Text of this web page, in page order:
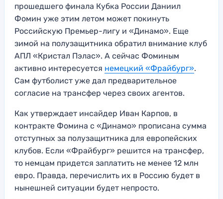
прошедшего финала Кубка России Даниил
Фомин уже этим летом может покинуть
Российскую Премьер-лигу и «Динамо». Еще
зимой на полузащитника обратил внимание клуб
АПЛ «Кристал Пэлас». А сейчас Фоминым
активно интересуется немецкий «Фрайбург».
Сам футболист уже дал предварительное
согласие на трансфер через своих агентов.
Как утверждает инсайдер Иван Карпов, в
контракте Фомина с «Динамо» прописана сумма
отступных за полузащитника для европейских
клубов. Если «Фрайбург» решится на трансфер,
то немцам придется заплатить не менее 12 млн
евро. Правда, перечислить их в Россию будет в
нынешней ситуации будет непросто.